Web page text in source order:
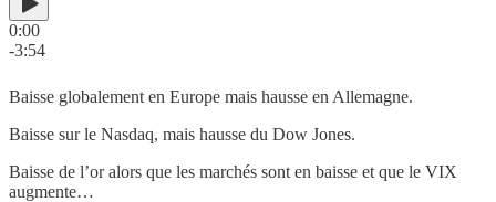
0:00
-3:54
Baisse globalement en Europe mais hausse en Allemagne.
Baisse sur le Nasdaq, mais hausse du Dow Jones.
Baisse de l’or alors que les marchés sont en baisse et que le VIX
augmente…